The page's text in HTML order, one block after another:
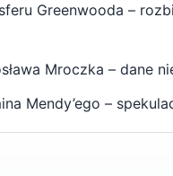
Greenwooda –
Mroczka – dane
Mendy’ego –